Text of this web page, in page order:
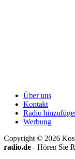
Über uns
Kontakt
Radio
Werbung
Copyright © 2026
radio.de - Hören Sie